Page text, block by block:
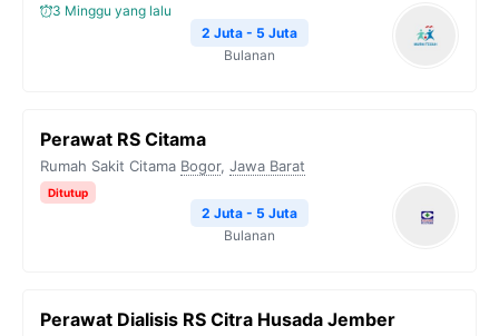
3 Minggu yang lalu
2 Juta - 5 Juta
Bulanan
Perawat RS Citama
Rumah Sakit Citama Bogor, Jawa Barat
Ditutup
2 Juta - 5 Juta
Bulanan
Perawat Dialisis RS Citra Husada Jember